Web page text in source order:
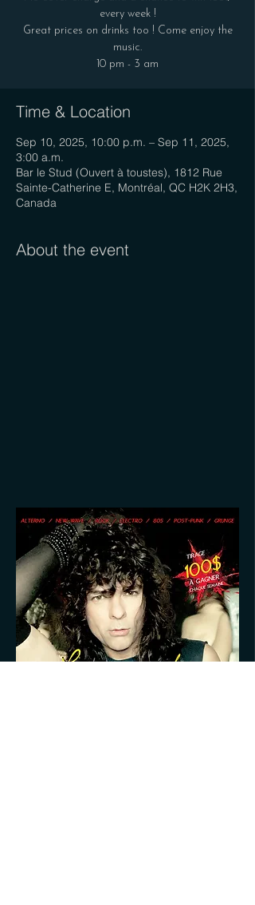
every week !
Great prices on drinks too ! Come enjoy the
music.
Time & Location
Sep 10, 2025, 10:00 p.m. – Sep 11, 2025,
3:00 a.m.
Bar le Stud (Ouvert à toustes), 1812 Rue
Sainte-Catherine E, Montréal, QC H2K 2H3,
Canada
About the event